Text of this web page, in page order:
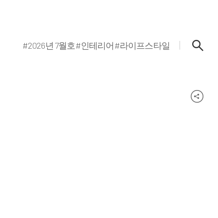
#2026년 7월호#인테리어#라이프스타일